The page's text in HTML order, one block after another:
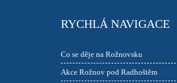
RYCHLÁ NAVIGACE
Co se děje na Rožnovsku
Akce Rožnov pod Radhoštěm